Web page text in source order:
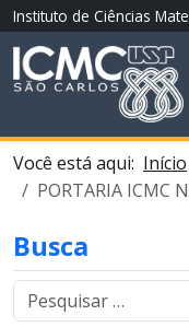
Instituto de Ciências
Você está aqui: Início
PORTARIA ICMC
Busca